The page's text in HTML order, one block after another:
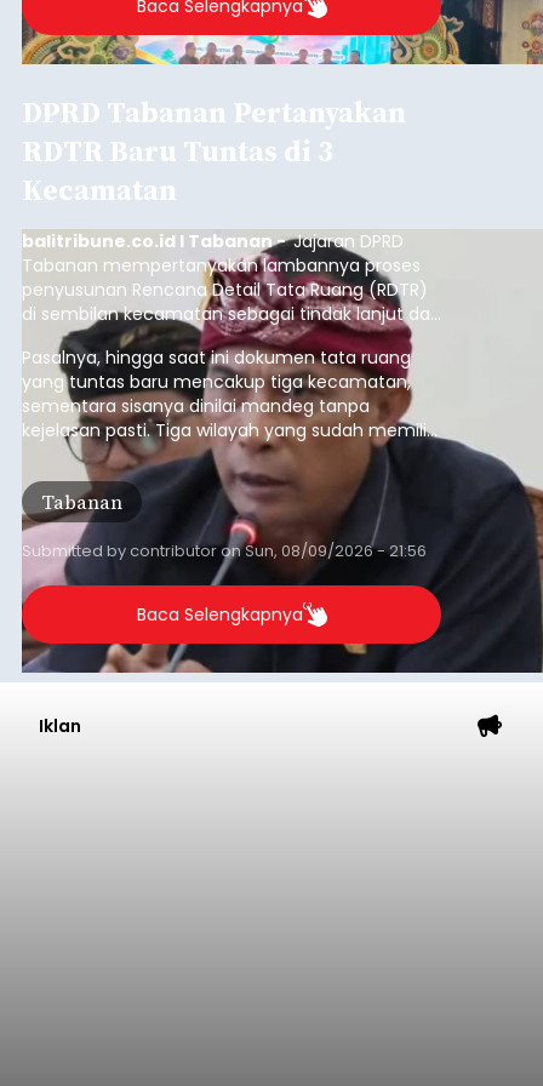
Baca Selengkapnya
DPRD Tabanan Pertanyakan
RDTR Baru Tuntas di 3
Kecamatan
balitribune.co.id I Tabanan -Jajaran DPRD
Tabanan mempertanyakan lambannya proses
penyusunan Rencana Detail Tata Ruang (RDTR)
di sembilan kecamatan sebagai tindak lanjut dari
pelaksanaan RTRW.
Pasalnya, hingga saat ini dokumen tata ruang
yang tuntas baru mencakup tiga kecamatan,
sementara sisanya dinilai mandeg tanpa
kejelasan pasti. Tiga wilayah yang sudah memiliki
RDTR tersebut meliputi Kecamatan Kediri,
Tabanan, dan Selemadeg Barat.
Tabanan
Submitted bycontributoronSun, 08/09/2026 - 21:56
Baca Selengkapnya
Iklan